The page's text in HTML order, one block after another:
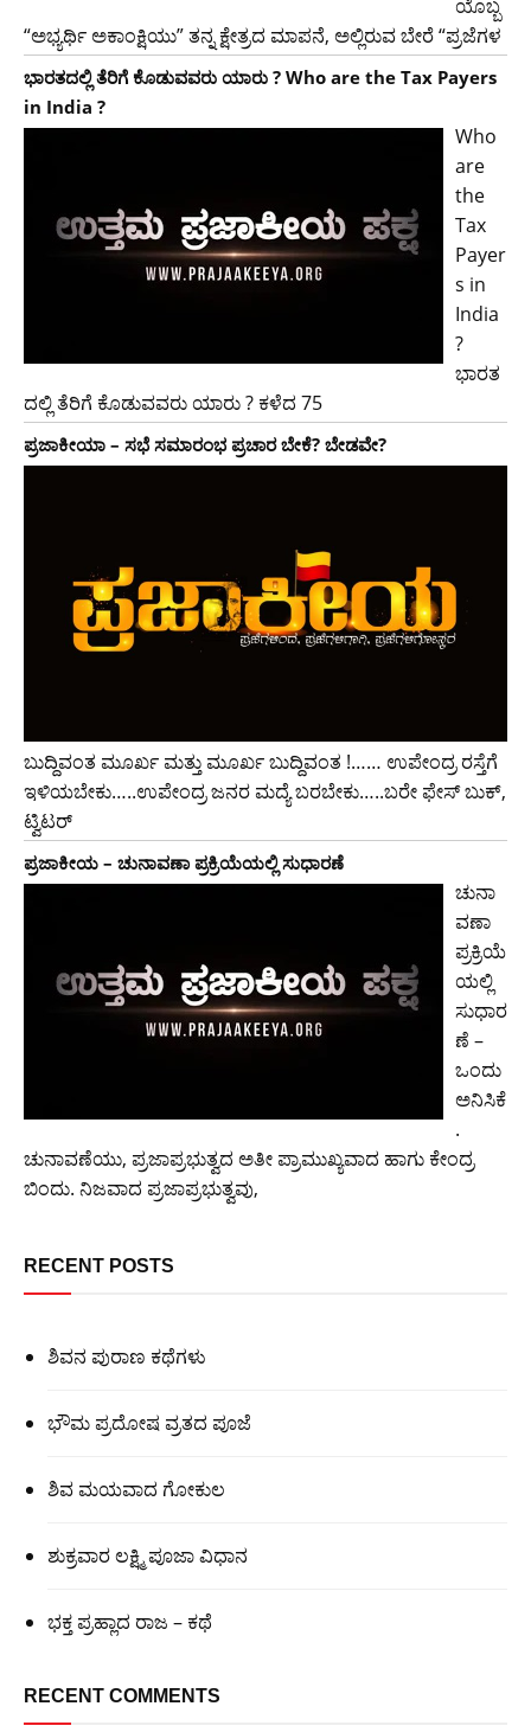
ಯೊಬ್ಬ
“ಅಭ್ಯರ್ಥಿ ಅಕಾಂಕ್ಷಿಯು” ತನ್ನ ಕ್ಷೇತ್ರದ ಮಾಪನೆ, ಅಲ್ಲಿರುವ ಬೇರೆ “ಪ್ರಜೆಗಳ
ಭಾರತದಲ್ಲಿ ತೆರಿಗೆ ಕೊಡುವವರು ಯಾರು ? Who are the Tax Payers
in India ?
Who
are
the
Tax
Payer
s in
India
?
ಭಾರತ
ದಲ್ಲಿ ತೆರಿಗೆ ಕೊಡುವವರು ಯಾರು ? ಕಳೆದ 75
ಪ್ರಜಾಕೀಯಾ – ಸಭೆ ಸಮಾರಂಭ ಪ್ರಚಾರ ಬೇಕೆ? ಬೇಡವೇ?
ಬುದ್ದಿವಂತ ಮೂರ್ಖ ಮತ್ತು ಮೂರ್ಖ ಬುದ್ದಿವಂತ !…… ಉಪೇಂದ್ರ ರಸ್ತೆಗೆ
ಇಳಿಯಬೇಕು…..ಉಪೇಂದ್ರ ಜನರ ಮದ್ಯೆ ಬರಬೇಕು…..ಬರೇ ಫೇಸ್ ಬುಕ್,
ಟ್ವಿಟರ್
ಪ್ರಜಾಕೀಯ – ಚುನಾವಣಾ ಪ್ರಕ್ರಿಯೆಯಲ್ಲಿ ಸುಧಾರಣೆ
ಚುನಾ
ವಣಾ
ಪ್ರಕ್ರಿಯೆ
ಯಲ್ಲಿ
ಸುಧಾರ
ಣೆ –
ಒಂದು
ಅನಿಸಿಕೆ
.
ಚುನಾವಣೆಯು, ಪ್ರಜಾಪ್ರಭುತ್ವದ ಅತೀ ಪ್ರಾಮುಖ್ಯವಾದ ಹಾಗು ಕೇಂದ್ರ
ಬಿಂದು. ನಿಜವಾದ ಪ್ರಜಾಪ್ರಭುತ್ವವು,
RECENT POSTS
ಶಿವನ ಪುರಾಣ ಕಥೆಗಳು
ಭೌಮ ಪ್ರದೋಷ ವ್ರತದ ಪೂಜೆ
ಶಿವ ಮಯವಾದ ಗೋಕುಲ
ಶುಕ್ರವಾರ ಲಕ್ಷ್ಮಿ ಪೂಜಾ ವಿಧಾನ
ಭಕ್ತ ಪ್ರಹ್ಲಾದ ರಾಜ – ಕಥೆ
RECENT COMMENTS